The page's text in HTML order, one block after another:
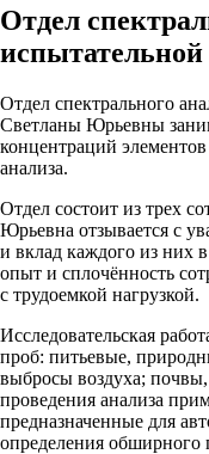
Отдел
испытательной
Отдел спектрального
Светланы Юрьевны
концентраций
анализа.
Отдел состоит из трех
Юрьевна отзывается с
и вклад каждого из них
опыт и сплочённость
с трудоемкой нагрузкой.
Исследовательская
проб: питьевые,
выбросы воздуха;
проведения анализа
предназначенные для
определения обширного